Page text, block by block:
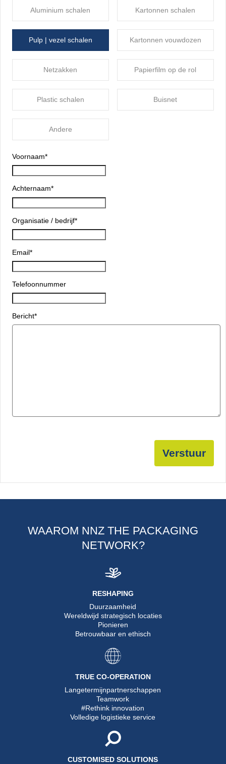
Aluminium schalen Kartonnen schalen
Pulp | vezel schalen Kartonnen vouwdozen
Netzakken Papierfilm op de rol
Plastic schalen Buisnet
Andere
Voornaam*
Achternaam*
Organisatie / bedrijf*
Email*
Telefoonnummer
Bericht*
Verstuur
WAAROM NNZ THE PACKAGING
NETWORK?
RESHAPING
Duurzaamheid
Wereldwijd strategisch locaties
Pionieren
Betrouwbaar en ethisch
TRUE CO-OPERATION
Langetermijnpartnerschappen
Teamwork
#Rethink innovation
Volledige logistieke service
CUSTOMISED SOLUTIONS